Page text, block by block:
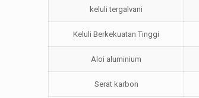
keluli tergalvani
Keluli Berkekuatan Tinggi
Aloi aluminium
Serat karbon